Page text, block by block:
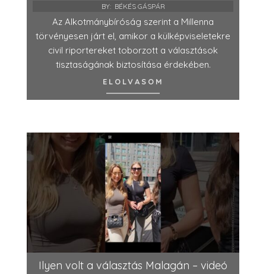
BY: BÉKÉS GÁSPÁR
Az Alkotmánybíróság szerint a Millenna
törvényesen járt el, amikor a külképviseletekre
civil riportereket toborzott a választások
tisztaságának biztosítása érdekében.
ELOLVASOM
Ilyen volt a választás Malagán – videó